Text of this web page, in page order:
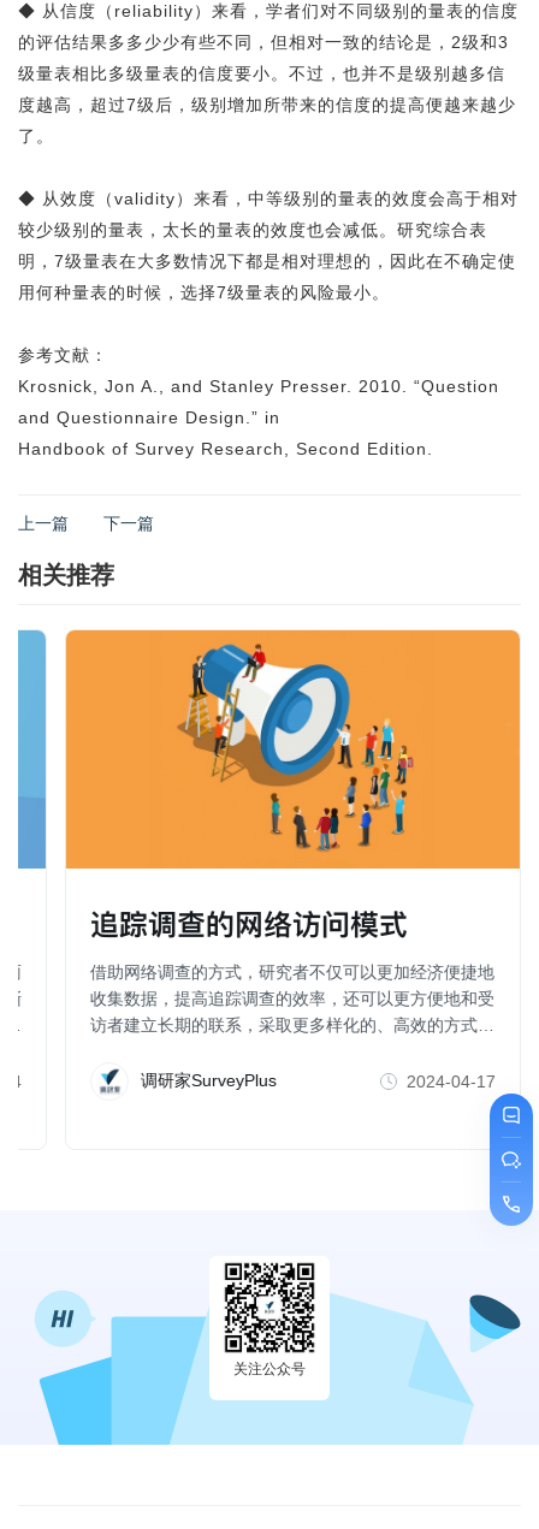
◆ 从信度（reliability）来看，学者们对不同级别的量表的信度
的评估结果多多少少有些不同，但相对一致的结论是，2级和3
级量表相比多级量表的信度要小。不过，也并不是级别越多信
度越高，超过7级后，级别增加所带来的信度的提高便越来越少
了。
◆ 从效度（validity）来看，中等级别的量表的效度会高于相对
较少级别的量表，太长的量表的效度也会减低。研究综合表
明，7级量表在大多数情况下都是相对理想的，因此在不确定使
用何种量表的时候，选择7级量表的风险最小。
参考文献：
Krosnick, Jon A., and Stanley Presser. 2010. “Question
and Questionnaire Design.” in
Handbook of Survey Research
Second Edition.
上一篇 下一篇
相关推荐
雨
渐
追踪调查的网络访问模式
借助网络调查的方式，研究者不仅可以更加经济便捷地
收集数据，提高追踪调查的效率，还可以更方便地和受
访者建立长期的联系，采取更多样化的、高效的方式增
也有助于减少样本的流失。
调研家SurveyPlus 2024-04-17
关注公众号